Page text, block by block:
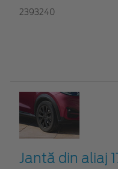
2393240
Jantă din aliaj